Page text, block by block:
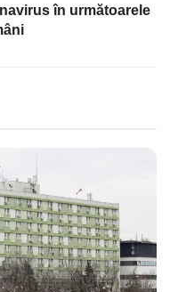
în următoarele